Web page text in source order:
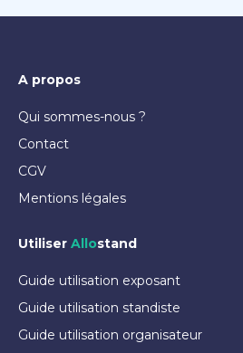
A propos
Qui sommes-nous ?
Contact
CGV
Mentions légales
Utiliser Allostand
Guide utilisation exposant
Guide utilisation standiste
Guide utilisation organisateur